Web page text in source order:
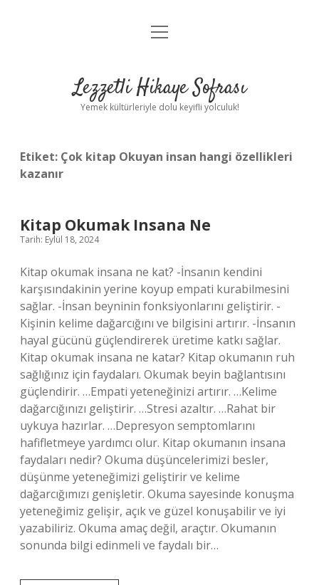
Anasayfa
Yasal Uyarı
menüyü
Lezzetli Hikaye Sofrası
Yemek kültürleriyle dolu keyifli yolculuk!
Etiket: Çok kitap Okuyan insan hangi özellikleri
kazanır
Kitap Okumak Insana Ne
Tarih: Eylül 18, 2024
Kitap okumak insana ne kat? -İnsanın kendini
karşısındakinin yerine koyup empati kurabilmesini
sağlar. -İnsan beyninin fonksiyonlarını geliştirir. -
Kişinin kelime dağarcığını ve bilgisini artırır. -İnsanın
hayal gücünü güçlendirerek üretime katkı sağlar.
Kitap okumak insana ne katar? Kitap okumanın ruh
sağlığınız için faydaları. Okumak beyin bağlantısını
güçlendirir. …Empati yeteneğinizi artırır. …Kelime
dağarcığınızı geliştirir. …Stresi azaltır. …Rahat bir
uykuya hazırlar. …Depresyon semptomlarını
hafifletmeye yardımcı olur. Kitap okumanın insana
faydaları nedir? Okuma düşüncelerimizi besler,
düşünme yeteneğimizi geliştirir ve kelime
dağarcığımızı genişletir. Okuma sayesinde konuşma
yeteneğimiz gelişir, açık ve güzel konuşabilir ve iyi
yazabiliriz. Okuma amaç değil, araçtır. Okumanın
sonunda bilgi edinmeli ve faydalı bir…